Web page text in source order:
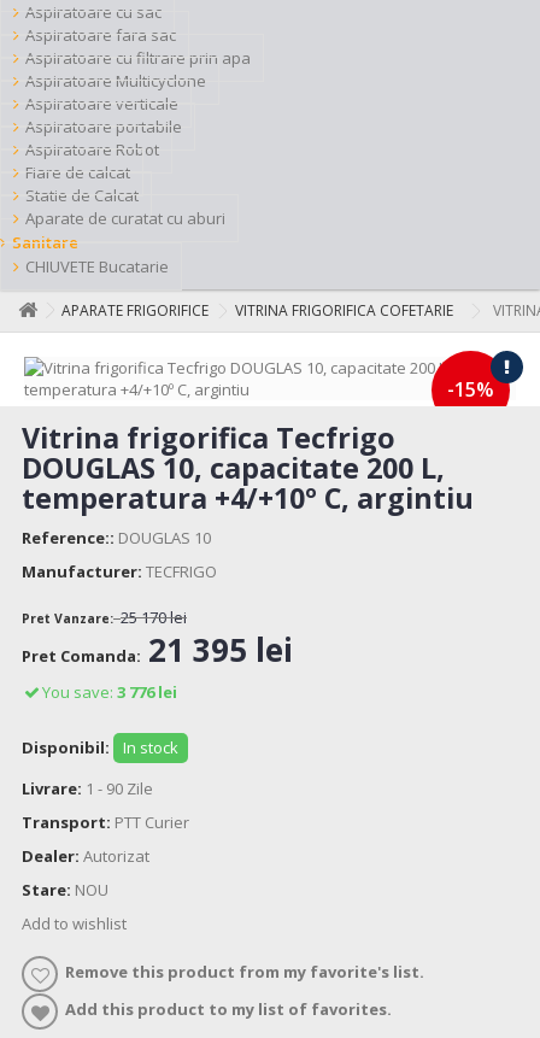
Aspiratoare cu sac
Aspiratoare fara sac
Aspiratoare cu filtrare prin apa
Aspiratoare Multicyclone
Aspiratoare verticale
Aspiratoare portabile
Aspiratoare Robot
Fiare de calcat
Statie de Calcat
Aparate de curatat cu aburi
Sanitare
CHIUVETE Bucatarie
APARATE FRIGORIFICE VITRINA FRIGORIFICA COFETARIE
-15%
Vitrina frigorifica Tecfrigo
DOUGLAS 10, capacitate 200 L,
temperatura +4/+10º C, argintiu
Reference:: DOUGLAS 10
Manufacturer: TECFRIGO
Pret Vanzare: 25 170 lei
Pret Comanda: 21 395 lei
You save: 3 776 lei
Disponibil:
In stock
Livrare: 1 - 90 Zile
Transport: PTT Curier
Dealer: Autorizat
Stare: NOU
Add to wishlist
Remove this product from my favorite's list.
Add this product to my list of favorites.